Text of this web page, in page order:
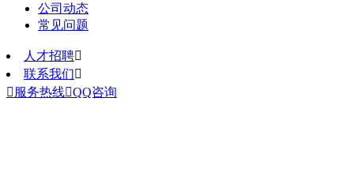
公司动态
常见问题
人才招聘
联系我们
 服务热线QQ咨询